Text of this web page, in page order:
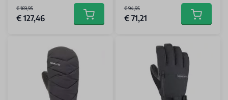
€ 169,95
€ 127,46 Add to cart
€ 94,95
€ 71,21 Add to